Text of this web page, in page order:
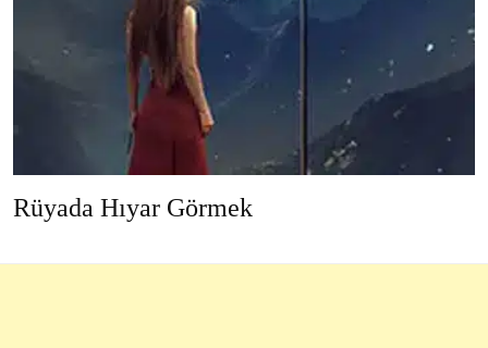
Rüyada Hıyar Görmek